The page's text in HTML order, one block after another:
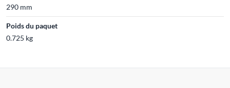
290 mm
Poids du paquet
0.725 kg